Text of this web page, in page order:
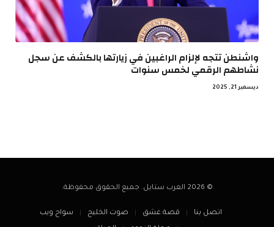
واشنطن تتجه لإلزام الراغبين في زيارتها بالكشف عن سجل
نشاطهم الرقمي لخمس سنوات
ديسمبر 21, 2025
© 2026 العرب ستايل. جميع الحقوق محفوظة.
اتصل بنا قصة عشق صوت الخليج
سواح ويب